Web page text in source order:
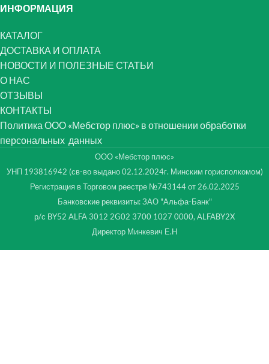
ИНФОРМАЦИЯ
КАТАЛОГ
ДОСТАВКА И ОПЛАТА
НОВОСТИ И ПОЛЕЗНЫЕ СТАТЬИ
О НАС
ОТЗЫВЫ
КОНТАКТЫ
Политика ООО «Мебстор плюс» в отношении обработки
персональных данных
ООО «Мебстор плюс»
УНП 193816942 (св-во выдано 02.12.2024г. Минским горисполкомом)
Регистрация в Торговом реестре №743144 от 26.02.2025
Банковские реквизиты: ЗАО "Альфа-Банк"
р/с BY52 ALFA 3012 2G02 3700 1027 0000, ALFABY2X
Директор Минкевич Е.Н